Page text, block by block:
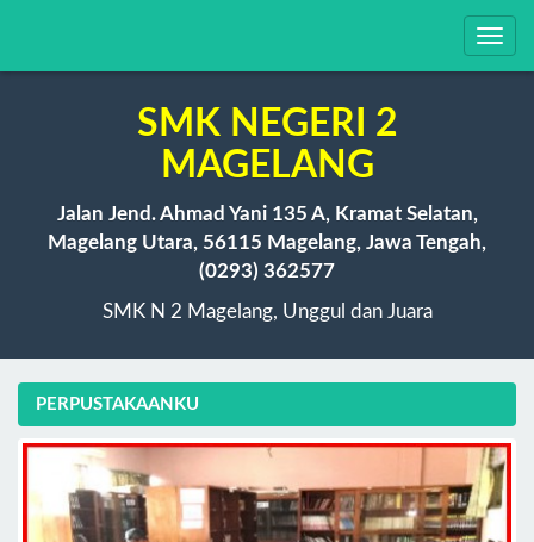
SMK NEGERI 2
MAGELANG
Jalan Jend. Ahmad Yani 135 A, Kramat Selatan,
Magelang Utara, 56115 Magelang, Jawa Tengah,
(0293) 362577
SMK N 2 Magelang, Unggul dan Juara
PERPUSTAKAANKU